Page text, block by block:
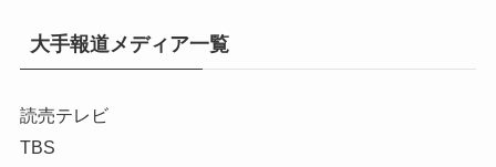
大手報道メディア一覧
読売テレビ
TBS